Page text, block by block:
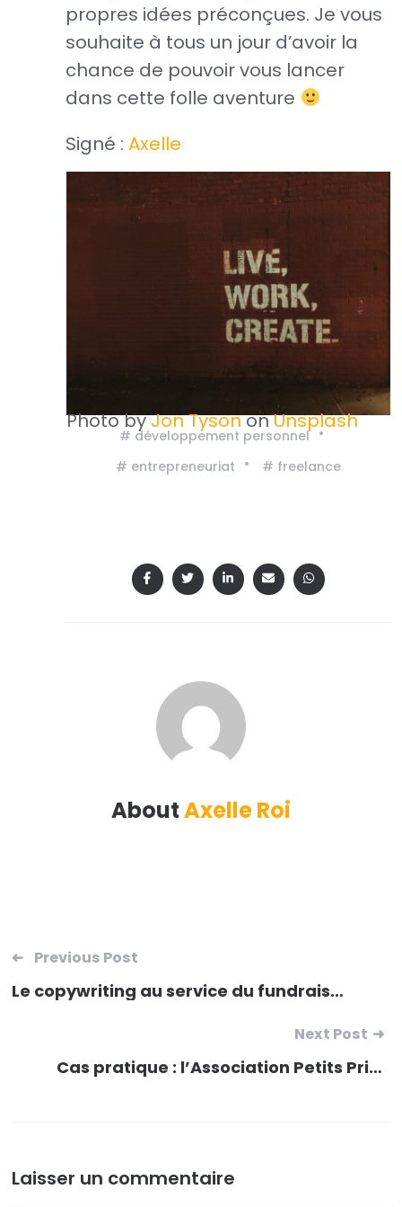
propres idées préconçues. Je vous
souhaite à tous un jour d’avoir la
chance de pouvoir vous lancer
dans cette folle aventure
Signé :Axelle
Photo byJon TysononUnsplash
# développement personnel
# entrepreneuriat
# freelance
AboutAxelle Roi
Navigation de l’article
Previous Post
Le copywriting au service du fundraising : 4 astuces pour se démarquer
Next Post
Cas pratique : l’Association Petits Princes
Laisser un commentaire